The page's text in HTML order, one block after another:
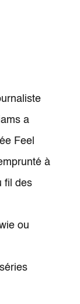
a
Feel
à
fil des
ou